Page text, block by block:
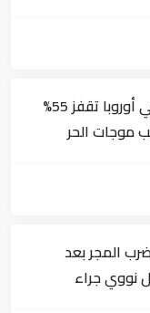
أسعار الغاز في أوروبا تقفز 55%
موجات الحر
المجر بعد
نووي جراء